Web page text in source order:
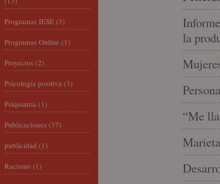
la
“Me
Programas IESE (3)
Programas Online (1)
Proyectos (2)
Psicología positiva (3)
Psiquiatría (1)
Publicaciones (37)
publicidad (1)
Racismo (1)